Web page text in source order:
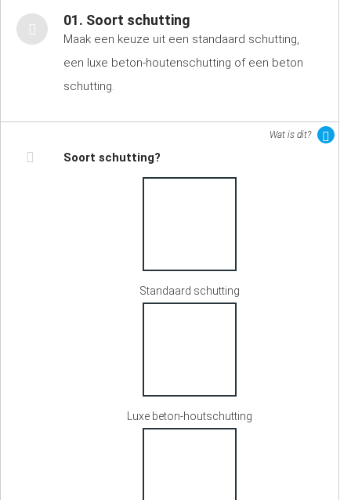
01. Soort schutting
Maak een keuze uit een standaard schutting,
een luxe beton-houtenschutting of een beton
schutting.
Wat is dit?
Soort schutting?
Standaard schutting
Luxe beton-houtschutting